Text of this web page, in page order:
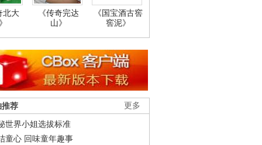
北大
《传奇完达
山》
《国宝酒古窖
窖泥》
更多
推荐
世界小姐选拔标准
童心 回味童年趣事